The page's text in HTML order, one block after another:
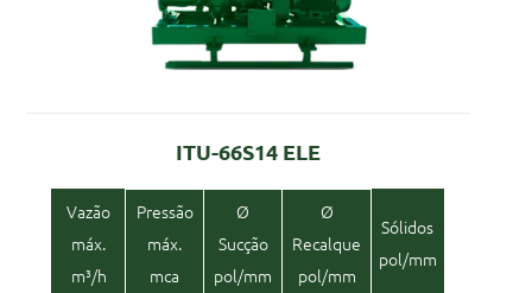
ITU-66S14 ELE
Vazão
máx.
m³/h
Pressão
máx.
mca
Ø
Sucção
pol/mm
Ø
Recalque
pol/mm
Sólidos
pol/mm